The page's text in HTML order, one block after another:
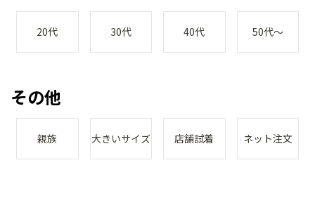
20代 30代 40代 50代～
その他
親族 大きいサイズ 店舗試着 ネット注文